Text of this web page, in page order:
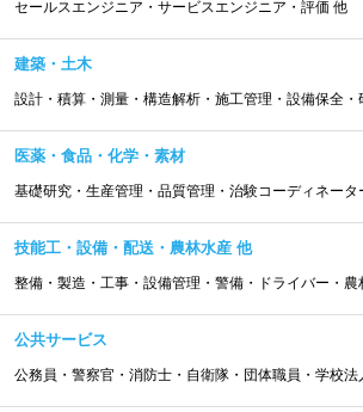
セールスエンジニア・サービスエンジニア・評価 他
建築・土木
設計・積算・測量・構造解析・施工管理・設備保全・
医薬・食品・化学・素材
基礎研究・生産管理・品質管理・治験コーディネータ
技能工・設備・配送・農林水産 他
整備・製造・工事・設備管理・警備・ドライバー・農
公共サービス
公務員・警察官・消防士・自衛隊・団体職員・学校法